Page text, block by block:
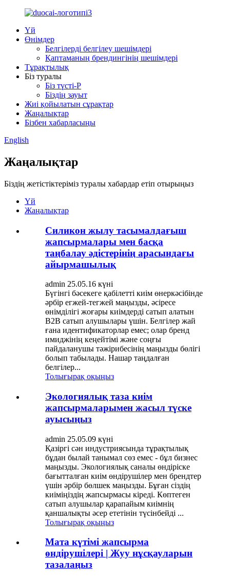
Үй
Өнімдер
Белгілерді белгілеу шешімдері
Қаптаманың брендингінің шешімдері
Тұрақтылық
Біз туралы
Біз түсті-P
Біздің зауыт
Жиі қойылатын сұрақтар
Жаңалықтар
Бізбен хабарласыңы
English
Жаңалықтар
Біздің жетістіктеріміз туралы хабардар етіп отырыңыз
Үй
Жаңалықтар
Силикон жылу тасымалдағыш
жапсырмалары мен басқа
таңбалау әдістерінің арасындағы
айырмашылық
admin 25.05.16 күні
Бүгінгі бәсекеге қабілетті киім өнеркәсібінде
әрбір егжей-тегжей маңызды, әсіресе
өнімділігі жоғары киімдерді сатып алатын
B2B сатып алушылары үшін. Белгілер жай
ғана идентификаторлар емес; олар бренд
имиджінің кеңейтімі және соңғы
пайдаланушы тәжірибесінің маңызды бөлігі
болып табылады. Нашар таңдалған
белгілер...
Толығырақ оқыңыз
Экологиялық таза киім
жапсырмаларымен жасыл түске
ауысыңыз
admin 25.05.09 күні
Қазіргі сән индустриясында тұрақтылық
бұдан былай танымал сөз емес - бұл бизнес
маңызды. Экологиялық саналы өндіріске
бағытталған киім өндірушілер мен брендтер
үшін әрбір бөлшек маңызды. Бұған сіздің
киіміңіздің жапсырмасы кіреді. Көптеген
сатып алушылар қарапайым киімнің
қаншалықты әсер ететінін түсінбейді ...
Толығырақ оқыңыз
Мата күтімі жапсырма
өндірушілері | Жуу нұсқауларын
тазалаңыз